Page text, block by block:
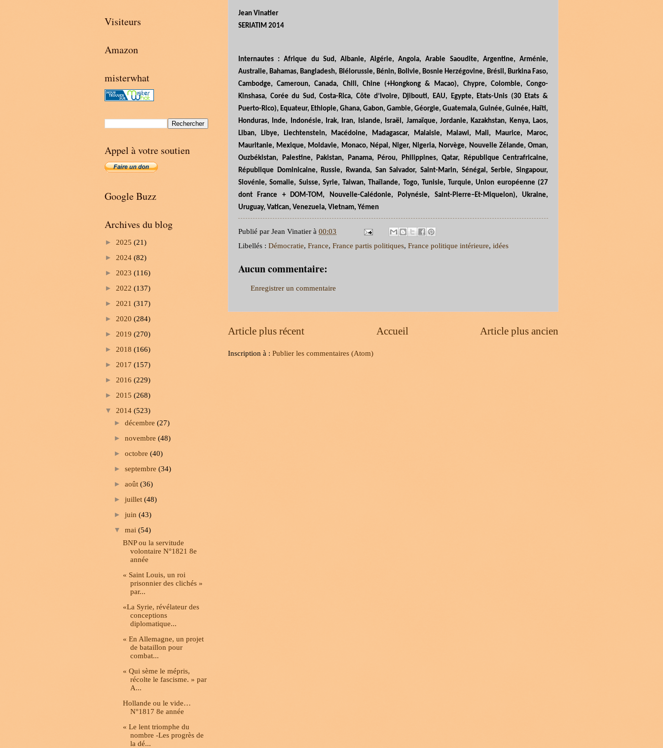
Jean Vinatier
SERIATIM 2014
Internautes : Afrique du Sud, Albanie, Algérie, Angola, Arabie Saoudite, Argentine, Arménie,
Australie, Bahamas, Bangladesh, Biélorussie, Bénin, Bolivie, Bosnie Herzégovine, Brésil, Burkina Faso,
Cambodge, Cameroun, Canada, Chili, Chine (+Hongkong & Macao), Chypre, Colombie, Congo-
Kinshasa, Corée du Sud, Costa-Rica, Côte d’Ivoire, Djibouti, EAU, Egypte, Etats-Unis (30 Etats &
Puerto-Rico), Equateur, Ethiopie, Ghana, Gabon, Gambie, Géorgie, Guatemala, Guinée, Guinée, Haïti,
Honduras, Inde, Indonésie, Irak, Iran, Islande, Israël, Jamaïque, Jordanie, Kazakhstan, Kenya, Laos,
Liban, Libye, Liechtenstein, Macédoine, Madagascar, Malaisie, Malawi, Mali, Maurice, Maroc,
Mauritanie, Mexique, Moldavie, Monaco, Népal, Niger, Nigeria, Norvège, Nouvelle Zélande, Oman,
Ouzbékistan, Palestine, Pakistan, Panama, Pérou, Philippines, Qatar, République Centrafricaine,
République Dominicaine, Russie, Rwanda, San Salvador, Saint-Marin, Sénégal, Serbie, Singapour,
Slovénie, Somalie, Suisse, Syrie, Taiwan, Thaïlande, Togo, Tunisie, Turquie, Union européenne (27
dont France + DOM-TOM, Nouvelle-Calédonie, Polynésie, Saint-Pierre–Et-Miquelon), Ukraine,
Uruguay, Vatican, Venezuela, Vietnam, Yémen
Publié par Jean Vinatier à 00:03
Libellés : Démocratie, France, France partis politiques, France politique intérieure, idées
Aucun commentaire:
Enregistrer un commentaire
Article plus récent Article plus ancien
Accueil
Inscription à : Publier les commentaires (Atom)
Visiteurs
Amazon
misterwhat
Appel à votre soutien
Google Buzz
Archives du blog
► 2025 (21)
► 2024 (82)
► 2023 (116)
► 2022 (137)
► 2021 (317)
► 2020 (284)
► 2019 (270)
► 2018 (166)
► 2017 (157)
► 2016 (229)
► 2015 (268)
▼ 2014 (523)
► décembre (27)
► novembre (48)
► octobre (40)
► septembre (34)
► août (36)
► juillet (48)
► juin (43)
▼ mai (54)
BNP ou la servitude
volontaire N°1821 8e
année
« Saint Louis, un roi
prisonnier des clichés »
par...
«La Syrie, révélateur des
conceptions
diplomatique...
« En Allemagne, un projet
de bataillon pour
combat...
« Qui sème le mépris,
récolte le fascisme. » par
A...
Hollande ou le vide…
N°1817 8e année
« Le lent triomphe du
nombre -Les progrès de
la dé...